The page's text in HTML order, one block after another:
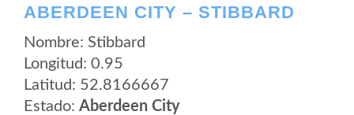
ABERDEEN CITY – STIBBARD
Nombre: Stibbard
Longitud: 0.95
Latitud: 52.8166667
Estado: Aberdeen City